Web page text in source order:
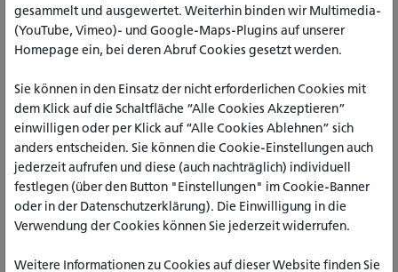
Christoph Gilsbach: Dankbarkeit,
Demut und die heitere Seite des
Sterbens
Christoph Gilsbach schaut mit Dankbarkeit und Demut auf
seine vielen Begegnungen mit kranken und sterbenden
Kindern und Erwachsenen. „Warum verwenden Sie nie das
Wort ‚sterben‘?“, ist einer Studentin aufgefallen. In der Tat
spricht Gilsbach nie vom Sterben, sondern davon, dass
gestorbene Kinder „gegangen sind“ – hinüber in die andere
Welt. Es ist eine Welt im „Zeitlos-Raum“, wie ein
siebenjähriger Junge dies einmal nannte. Gilsbach ist
gesammelt und ausgewertet. Weiterhin binden wir Multimedia-
(YouTube, Vimeo)- und Google-Maps-Plugins auf unserer
Homepage ein, bei deren Abruf Cookies gesetzt werden.
Sie können in den Einsatz der nicht erforderlichen Cookies mit
dem Klick auf die Schaltfläche “Alle Cookies Akzeptieren”
einwilligen oder per Klick auf “Alle Cookies Ablehnen” sich
anders entscheiden. Sie können die Cookie-Einstellungen auch
jederzeit aufrufen und diese (auch nachträglich) individuell
festlegen (über den Button "Einstellungen" im Cookie-Banner
oder in der Datenschutzerklärung). Die Einwilligung in die
Verwendung der Cookies können Sie jederzeit widerrufen.
Weitere Informationen zu Cookies auf dieser Website finden Sie